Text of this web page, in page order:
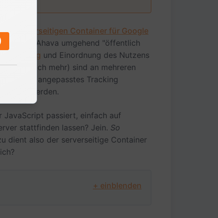
serverseitigen Container für Google
Simo Ahava umgehend "öffentlich
Anleitung und Einordnung des Nutzens
gleich mehr) sind an mehreren
angepasstes Tracking
werden.
JavaScript passiert, einfach auf
stattfinden lassen? Jein. So
dient also der serverseitige Container
+ einblenden